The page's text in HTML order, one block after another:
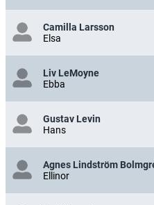
Camilla Larsson
Elsa
Liv LeMoyne
Ebba
Gustav Levin
Hans
Agnes Lindström
Ellinor